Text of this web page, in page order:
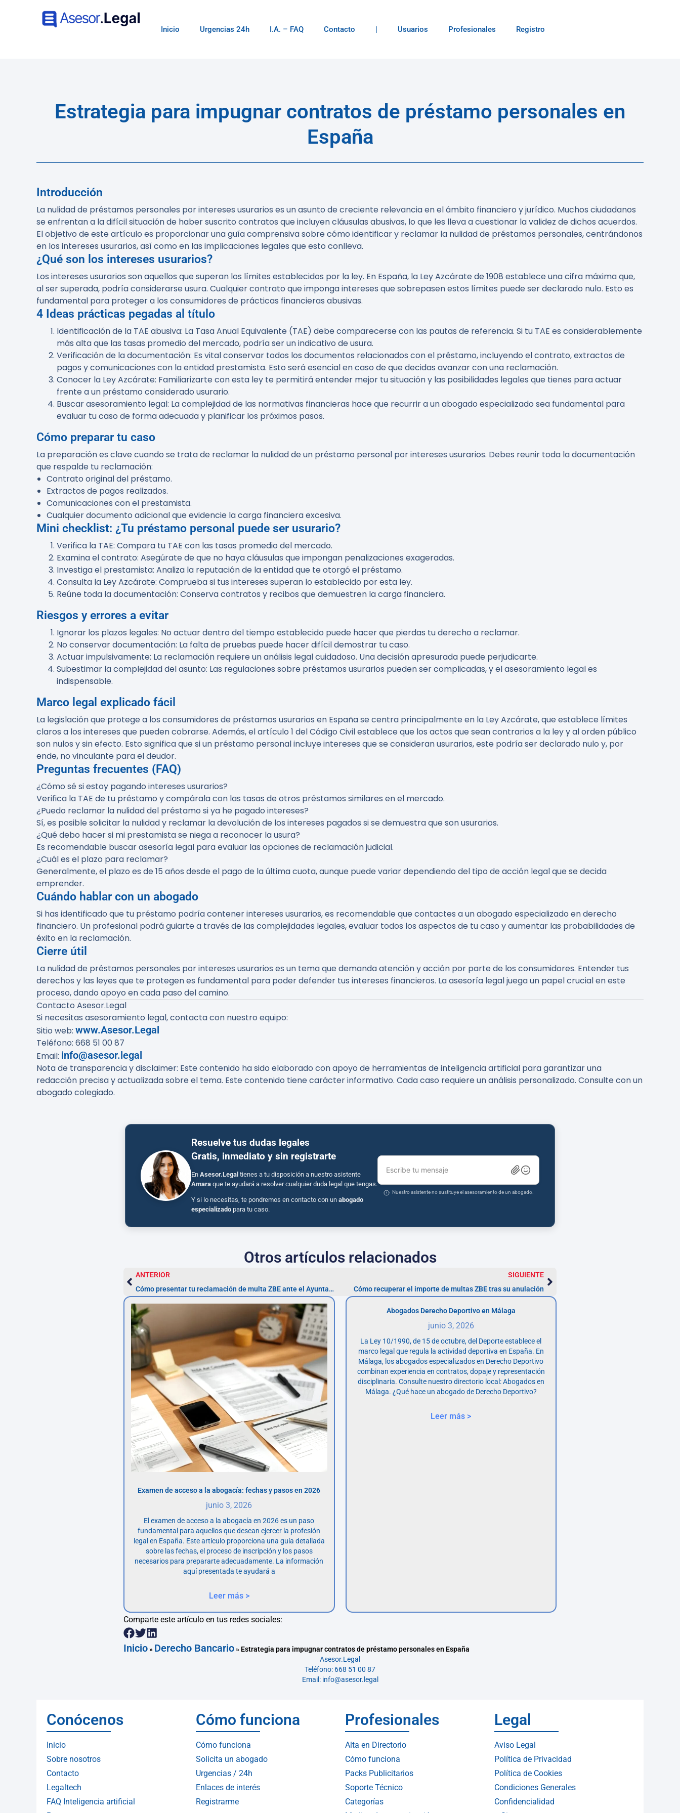
Inicio Urgencias 24h I.A. – FAQ Contacto | Usuarios Profesionales Registro
Estrategia para impugnar contratos de préstamo personales en
España
Introducción
La nulidad de préstamos personales por intereses usurarios es un asunto de creciente relevancia en el ámbito financiero y jurídico. Muchos ciudadanos
se enfrentan a la difícil situación de haber suscrito contratos que incluyen cláusulas abusivas, lo que les lleva a cuestionar la validez de dichos acuerdos.
El objetivo de este artículo es proporcionar una guía comprensiva sobre cómo identificar y reclamar la nulidad de préstamos personales, centrándonos
en los intereses usurarios, así como en las implicaciones legales que esto conlleva.
¿Qué son los intereses usurarios?
Los intereses usurarios son aquellos que superan los límites establecidos por la ley. En España, la Ley Azcárate de 1908 establece una cifra máxima que,
al ser superada, podría considerarse usura. Cualquier contrato que imponga intereses que sobrepasen estos límites puede ser declarado nulo. Esto es
fundamental para proteger a los consumidores de prácticas financieras abusivas.
4 Ideas prácticas pegadas al título
Identificación de la TAE abusiva: La Tasa Anual Equivalente (TAE) debe comparecerse con las pautas de referencia. Si tu TAE es considerablemente
más alta que las tasas promedio del mercado, podría ser un indicativo de usura.
Verificación de la documentación: Es vital conservar todos los documentos relacionados con el préstamo, incluyendo el contrato, extractos de
pagos y comunicaciones con la entidad prestamista. Esto será esencial en caso de que decidas avanzar con una reclamación.
Conocer la Ley Azcárate: Familiarizarte con esta ley te permitirá entender mejor tu situación y las posibilidades legales que tienes para actuar
frente a un préstamo considerado usurario.
Buscar asesoramiento legal: La complejidad de las normativas financieras hace que recurrir a un abogado especializado sea fundamental para
evaluar tu caso de forma adecuada y planificar los próximos pasos.
Cómo preparar tu caso
La preparación es clave cuando se trata de reclamar la nulidad de un préstamo personal por intereses usurarios. Debes reunir toda la documentación
que respalde tu reclamación:
Contrato original del préstamo.
Extractos de pagos realizados.
Comunicaciones con el prestamista.
Cualquier documento adicional que evidencie la carga financiera excesiva.
Mini checklist: ¿Tu préstamo personal puede ser usurario?
Verifica la TAE: Compara tu TAE con las tasas promedio del mercado.
Examina el contrato: Asegúrate de que no haya cláusulas que impongan penalizaciones exageradas.
Investiga el prestamista: Analiza la reputación de la entidad que te otorgó el préstamo.
Consulta la Ley Azcárate: Comprueba si tus intereses superan lo establecido por esta ley.
Reúne toda la documentación: Conserva contratos y recibos que demuestren la carga financiera.
Riesgos y errores a evitar
Ignorar los plazos legales: No actuar dentro del tiempo establecido puede hacer que pierdas tu derecho a reclamar.
No conservar documentación: La falta de pruebas puede hacer difícil demostrar tu caso.
Actuar impulsivamente: La reclamación requiere un análisis legal cuidadoso. Una decisión apresurada puede perjudicarte.
Subestimar la complejidad del asunto: Las regulaciones sobre préstamos usurarios pueden ser complicadas, y el asesoramiento legal es
indispensable.
Marco legal explicado fácil
La legislación que protege a los consumidores de préstamos usurarios en España se centra principalmente en la Ley Azcárate, que establece límites
claros a los intereses que pueden cobrarse. Además, el artículo 1 del Código Civil establece que los actos que sean contrarios a la ley y al orden público
son nulos y sin efecto. Esto significa que si un préstamo personal incluye intereses que se consideran usurarios, este podría ser declarado nulo y, por
ende, no vinculante para el deudor.
Preguntas frecuentes (FAQ)
¿Cómo sé si estoy pagando intereses usurarios?
Verifica la TAE de tu préstamo y compárala con las tasas de otros préstamos similares en el mercado.
¿Puedo reclamar la nulidad del préstamo si ya he pagado intereses?
Sí, es posible solicitar la nulidad y reclamar la devolución de los intereses pagados si se demuestra que son usurarios.
¿Qué debo hacer si mi prestamista se niega a reconocer la usura?
Es recomendable buscar asesoría legal para evaluar las opciones de reclamación judicial.
¿Cuál es el plazo para reclamar?
Generalmente, el plazo es de 15 años desde el pago de la última cuota, aunque puede variar dependiendo del tipo de acción legal que se decida
emprender.
Cuándo hablar con un abogado
Si has identificado que tu préstamo podría contener intereses usurarios, es recomendable que contactes a un abogado especializado en derecho
financiero. Un profesional podrá guiarte a través de las complejidades legales, evaluar todos los aspectos de tu caso y aumentar las probabilidades de
éxito en la reclamación.
Cierre útil
La nulidad de préstamos personales por intereses usurarios es un tema que demanda atención y acción por parte de los consumidores. Entender tus
derechos y las leyes que te protegen es fundamental para poder defender tus intereses financieros. La asesoría legal juega un papel crucial en este
proceso, dando apoyo en cada paso del camino.
Contacto Asesor.Legal
Si necesitas asesoramiento legal, contacta con nuestro equipo:
Sitio web: www.Asesor.Legal
Teléfono: 668 51 00 87
Email: info@asesor.legal
Nota de transparencia y disclaimer: Este contenido ha sido elaborado con apoyo de herramientas de inteligencia artificial para garantizar una
redacción precisa y actualizada sobre el tema. Este contenido tiene carácter informativo. Cada caso requiere un análisis personalizado. Consulte con un
abogado colegiado.
Resuelve tus dudas legales
Gratis, inmediato y sin registrarte
En Asesor.Legal tienes a tu disposición a nuestro asistente
Amara que te ayudará a resolver cualquier duda legal que tengas.
Y si lo necesitas, te pondremos en contacto con un abogado
especializado para tu caso.
Escribe tu mensaje
Nuestro asistente no sustituye el asesoramiento de un abogado.
Otros artículos relacionados
ANTERIOR
Cómo presentar tu reclamación de multa ZBE ante el Ayuntamiento de Madrid
SIGUIENTE
Cómo recuperar el importe de multas ZBE tras su anulación
Examen de acceso a la abogacía: fechas y pasos en 2026
junio 3, 2026
El examen de acceso a la abogacía en 2026 es un paso
fundamental para aquellos que desean ejercer la profesión
legal en España. Este artículo proporciona una guía detallada
sobre las fechas, el proceso de inscripción y los pasos
necesarios para prepararte adecuadamente. La información
aquí presentada te ayudará a
Leer más >
Abogados Derecho Deportivo en Málaga
junio 3, 2026
La Ley 10/1990, de 15 de octubre, del Deporte establece el
marco legal que regula la actividad deportiva en España. En
Málaga, los abogados especializados en Derecho Deportivo
combinan experiencia en contratos, dopaje y representación
disciplinaria. Consulte nuestro directorio local: Abogados en
Málaga. ¿Qué hace un abogado de Derecho Deportivo?
Leer más >
Comparte este artículo en tus redes sociales:
Inicio» Derecho Bancario» Estrategia para impugnar contratos de préstamo personales en España
Asesor.Legal
Teléfono: 668 51 00 87
Email: info@asesor.legal
Conócenos
Inicio
Sobre nosotros
Contacto
Legaltech
FAQ Inteligencia artificial
Cómo funciona
Cómo funciona
Solicita un abogado
Urgencias / 24h
Enlaces de interés
Registrarme
Profesionales
Alta en Directorio
Cómo funciona
Packs Publicitarios
Soporte Técnico
Categorías
Legal
Aviso Legal
Política de Privacidad
Política de Cookies
Condiciones Generales
Confidencialidad